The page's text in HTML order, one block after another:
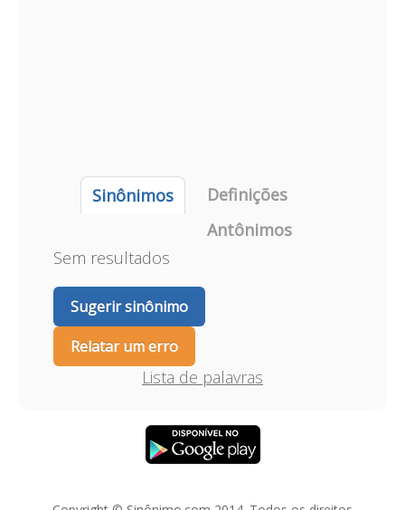
Sinônimos
Definições
Antônimos
Sem resultados
Sugerir sinônimo
Relatar um erro
Lista de palavras